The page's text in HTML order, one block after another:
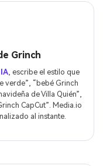
Grinch
, escribe el estilo que
verde”, “bebé Grinch
de Villa Quién”,
CapCut”. Media.io
al instante.